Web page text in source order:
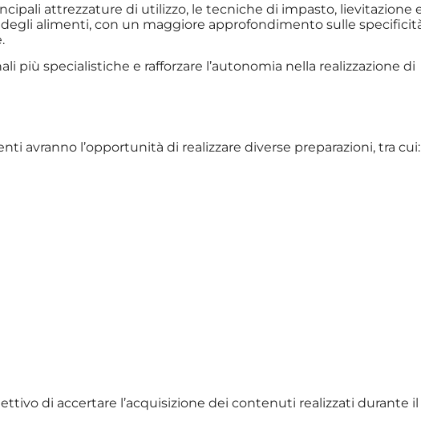
attrezzature di utilizzo, le tecniche di impasto, lievitazione
alimenti, con un maggiore approfondimento sulle
più specialistiche e rafforzare l’autonomia nella realizzazione di
avranno l’opportunità di realizzare diverse preparazioni, tra cui:
di accertare l’acquisizione dei contenuti realizzati durante il